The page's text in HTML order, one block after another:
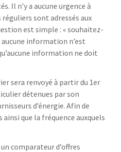
Il n’y a aucune urgence à
sont adressés aux
est simple : « souhaitez-
aucune information n’est
information ne doit
sera renvoyé à partir du 1er
détenues par son
d’énergie. Afin de
que la fréquence auxquels
comparateur d’offres